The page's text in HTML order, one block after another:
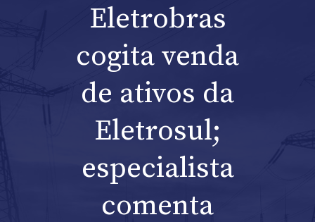
Eletrobras
cogita venda
de ativos da
Eletrosul;
especialista
comenta